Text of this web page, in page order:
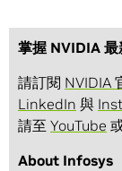
掌握 NVIDIA 最
請訂閱 NVIDIA
LinkedIn 與
請至 YouTube
About Infosys